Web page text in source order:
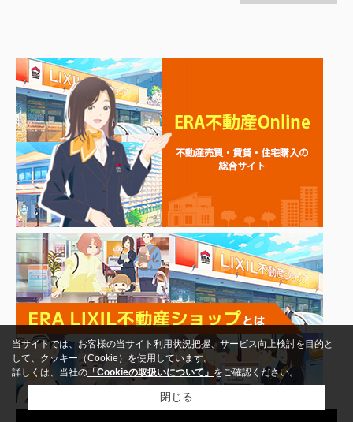
当サイトでは、お客様の当サイト利用状況把握、サービス向上検討を目的と
して、クッキー（Cookie）を使用しています。
詳しくは、当社の 「Cookieの取扱いについて」 をご確認ください。
閉じる